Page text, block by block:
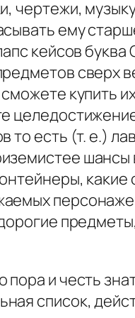
чертежи,
ему
кейсов
сверх
купить
то есть (т. е.)
и честь
список,